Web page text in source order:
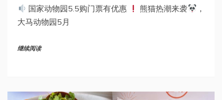
国家动物园5.5购门票有优惠 熊猫热潮来袭
，
大马动物园5月
继续阅读